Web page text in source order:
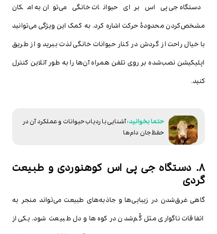
دستگاه جی پی اس برای حیوانات خانگی می‌توان به امکان
مشخص‌کردن محدودۀ حرکت اشاره کرد. به کمک این ویژگی می‌توانید
با خیال راحت از گردش در کنار حیوانات خانگی لذت ببرید و از طریق
اپلیکیشن نصب‌شده بر روی تلفن همراه آن‌ها را به طور آنلاین کنترل
کنید.
آشنایی با ردیاب حیوانات و عملکرد آن در
حفظ جان دام‌ها
8. دستگاه جی پی اس کوهنوردی و طبیعت
گردی
گاهی غرق‌شدن در زیبایی‌ها و جاذبه‌های طبیعت می‌تواند منجر به
اتفاقات ناگواری مثل گُم‌شدن در کوه‌ها و دل طبیعت شود. یکی از